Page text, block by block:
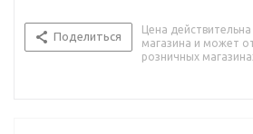
Поделиться
Цена
магазина и может
розничных